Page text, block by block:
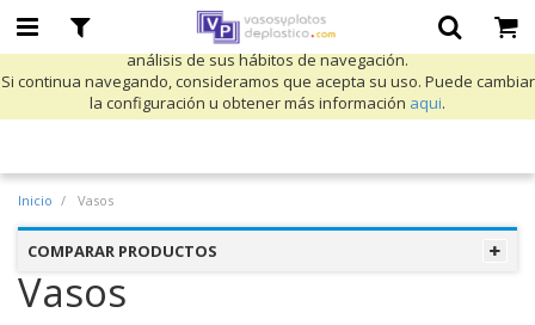
Utilizamos cookies propias y de terceros para mejorar nuestros servicios
y mostrarle publicidad relacionada con sus preferencias mediante el
análisis de sus hábitos de navegación.
Si continua navegando, consideramos que acepta su uso. Puede cambiar
la configuración u obtener más información aqui.
Inicio Vasos
COMPARAR PRODUCTOS
Vasos